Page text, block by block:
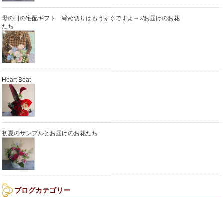
母の日の宅配ギフト 締め切りはもうすぐですよ～♪/お届けのお花
たち
Heart Beat
初夏のサンプルとお届けのお花たち
ブログカテゴリー